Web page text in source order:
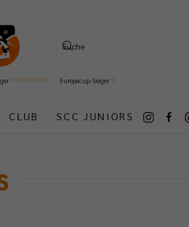
Europacup-Sieger
CLUB SCC JUNIORS